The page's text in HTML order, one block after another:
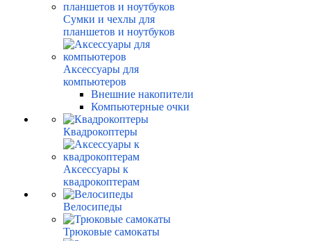
Сумки и чехлы для
планшетов и ноутбуков
Аксессуары для
компьютеров
Внешние накопители
Компьютерные очки
Квадрокоптеры
Аксессуары к
квадрокоптерам
Велосипеды
Трюковые самокаты